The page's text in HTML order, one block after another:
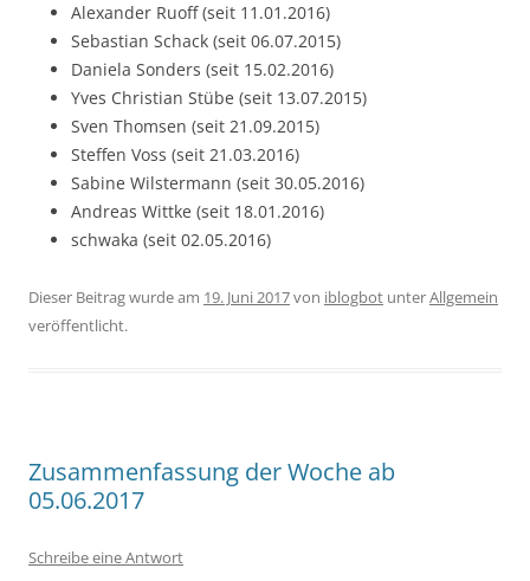
Alexander Ruoff (seit 11.01.2016)
Sebastian Schack (seit 06.07.2015)
Daniela Sonders (seit 15.02.2016)
Yves Christian Stübe (seit 13.07.2015)
Sven Thomsen (seit 21.09.2015)
Steffen Voss (seit 21.03.2016)
Sabine Wilstermann (seit 30.05.2016)
Andreas Wittke (seit 18.01.2016)
schwaka (seit 02.05.2016)
Dieser Beitrag wurde am 19. Juni 2017von iblogbot unterAllgemein
veröffentlicht.
Zusammenfassung der Woche ab
05.06.2017
Schreibe eine Antwort